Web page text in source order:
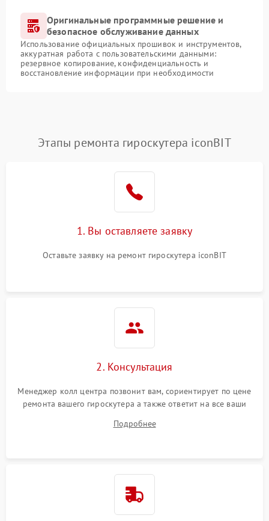
Оригинальные программные решение и
безопасное обслуживание данных
Использование официальных прошивок и инструментов,
аккуратная работа с пользовательскими данными:
резервное копирование, конфиденциальность и
восстановление информации при необходимости
Этапы ремонта гироскутера iconBIT
1. Вы оставляете заявку
Оставьте заявку на ремонт гироскутера iconBIT
2. Консультация
Менеджер колл центра позвонит вам, сориентирует по цене
ремонта вашего гироскутера а также ответит на все ваши
Подробнее